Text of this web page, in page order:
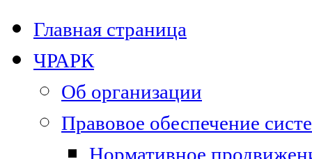
Главная страница
ЧРАРК
Об организации
Правовое обеспечение
Нормативное